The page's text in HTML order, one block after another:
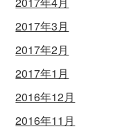
2017年3月
2017年2月
2017年1月
2016年12月
2016年11月